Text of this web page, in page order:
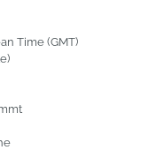
Time (GMT)